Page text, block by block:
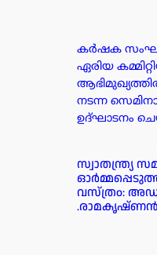
കർഷക
ഏരിയ
നടന്ന
ഉദ്ഘാടനം
സ്വാതന്ത്ര്യ
വസ്ത്രo:
.രാമകൃഷ്ണൻ